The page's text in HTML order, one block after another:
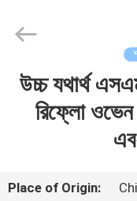
বাড়ি
ভিডিও
TECHNOLOGY
LIMITED.
Reserved.উচ্চ যথার্থ
রিফ্লো
Place of Origin: